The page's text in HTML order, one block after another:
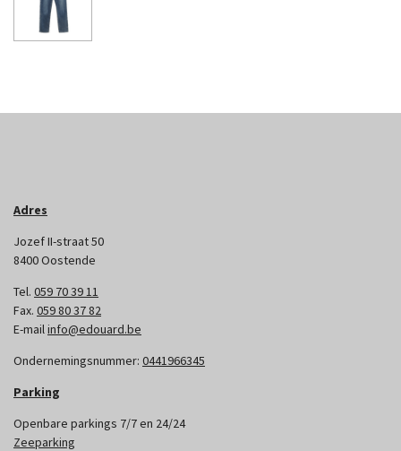
Adres
Jozef II-straat 50
8400 Oostende
Tel. 059 70 39 11
Fax. 059 80 37 82
E-mailinfo@edouard.be
Ondernemingsnummer: 0441966345
Parking
Openbare parkings 7/7 en 24/24
Zeeparking